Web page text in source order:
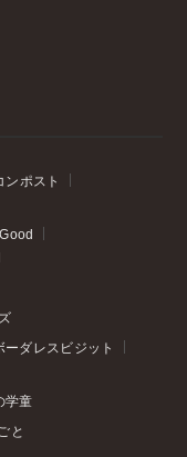
ンポスト
ーダレスビジット
学童
と